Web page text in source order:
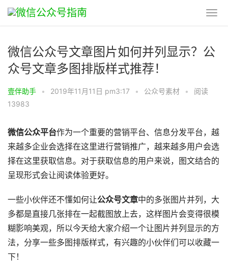
微信公众号文章图片如何并列显示？公
众号文章多图排版样式推荐！
壹伴助手 • 2019年11月11日 pm3:17 • 公众号素材 •
阅读
13983
微信公众平台作为一个重要的营销平台、信息分发平台，越
来越多企业会选择在这里进行营销推广，越来越多用户会选
择在这里获取信息。对于获取信息的用户来说，图文结合的
呈现形式会让阅读体验更好。
一些小伙伴还不懂如何让公众号文章中的多张图片并列，大
多都是直接几张排在一起截图放上去，这样图片会变得很模
糊影响美观，所以今天给大家介绍一个让图片并列显示的方
法，分享一些多图排版样式，有兴趣的小伙伴们可以收藏一
下！